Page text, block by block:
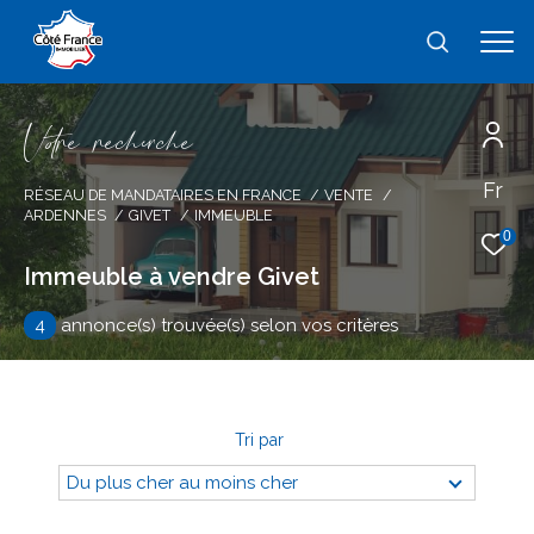
Fr
0
Vore recece
RÉSEAU DE MANDATAIRES EN FRANCE
VENTE
ARDENNES
GIVET IMMEUBLE
Immeuble à vendre Givet
4 annonce(s) trouvée(s) selon vos critères
Tri par
Du plus cher au moins cher
Effectuer une recherche
et trouver le bien qui correspond à vos
critères
Type
d'offre
Vente
Ville